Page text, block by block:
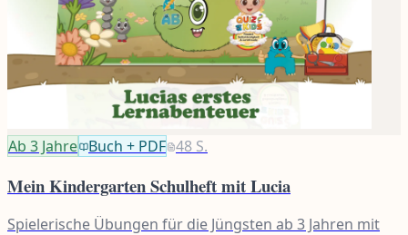
Ab 3 Jahre Buch + PDF 48 S.
Mein Kindergarten Schulheft mit Lucia
Spielerische Übungen für die Jüngsten ab 3 Jahren mit